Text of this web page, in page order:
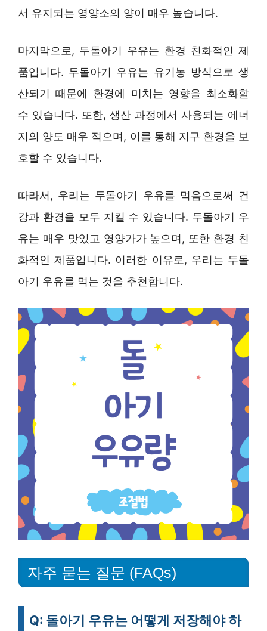
서 유지되는 영양소의 양이 매우 높습니다.
마지막으로, 두돌아기 우유는 환경 친화적인 제
품입니다. 두돌아기 우유는 유기농 방식으로 생
산되기 때문에 환경에 미치는 영향을 최소화할
수 있습니다. 또한, 생산 과정에서 사용되는 에너
지의 양도 매우 적으며, 이를 통해 지구 환경을 보
호할 수 있습니다.
따라서, 우리는 두돌아기 우유를 먹음으로써 건
강과 환경을 모두 지킬 수 있습니다. 두돌아기 우
유는 매우 맛있고 영양가가 높으며, 또한 환경 친
화적인 제품입니다. 이러한 이유로, 우리는 두돌
아기 우유를 먹는 것을 추천합니다.
자주 묻는 질문 (FAQs)
Q: 돌아기 우유는 어떻게 저장해야 하